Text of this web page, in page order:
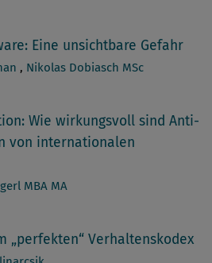
Eine unsichtbare Gefahr
, Nikolas Dobiasch MSc
Wie wirkungsvoll sind Anti-
von internationalen
MBA MA
„perfekten“ Verhaltenskodex